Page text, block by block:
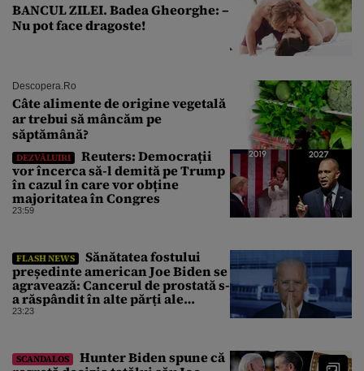
BANCUL ZILEI. Badea Gheorghe: –
Nu pot face dragoste!
Descopera.ro
Câte alimente de origine vegetală
ar trebui să mâncăm pe
săptămână?
DEZVĂLUIRI
Reuters: Democrații
vor încerca să-l demită pe Trump
în cazul în care vor obține
majoritatea în Congres
23:59
FLASH NEWS
Sănătatea fostului
președinte american Joe Biden se
agravează: Cancerul de prostată s-
a răspândit în alte părți ale
corpului
23:23
SCANDALOS
Hunter Biden spune că